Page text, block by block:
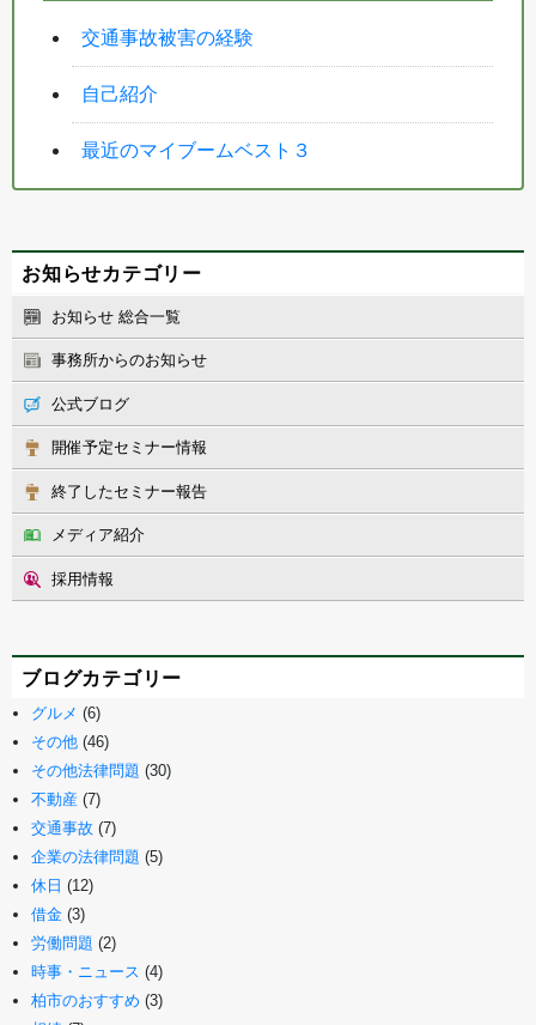
交通事故被害の経験
自己紹介
最近のマイブームベスト３
お知らせカテゴリー
お知らせ 総合一覧
事務所からのお知らせ
公式ブログ
開催予定セミナー情報
終了したセミナー報告
メディア紹介
採用情報
ブログカテゴリー
グルメ (6)
その他 (46)
その他法律問題 (30)
不動産 (7)
交通事故 (7)
企業の法律問題 (5)
休日 (12)
借金 (3)
労働問題 (2)
時事・ニュース (4)
柏市のおすすめ (3)